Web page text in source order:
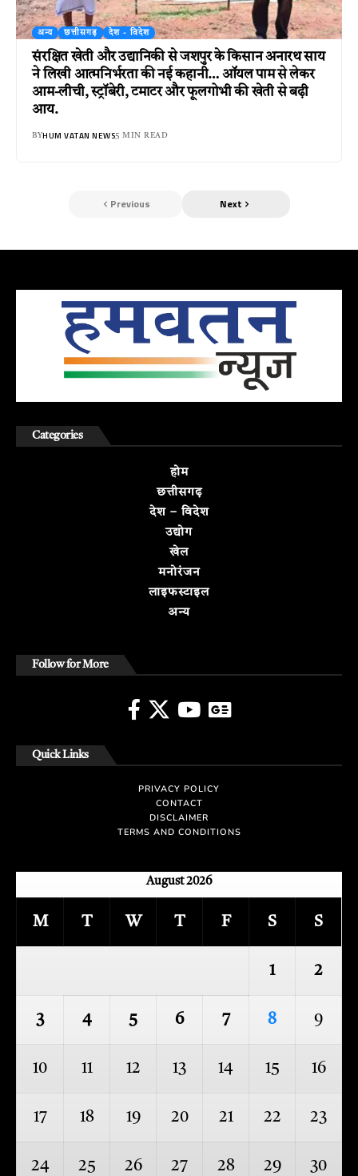
अन्य छत्तीसगढ़ देश - विदेश
संरक्षित खेती और उद्यानिकी से जशपुर के किसान अनारथ साय
ने लिखी आत्मनिर्भरता की नई कहानी… ऑयल पाम से लेकर
आम-लीची, स्ट्रॉबेरी, टमाटर और फूलगोभी की खेती से बढ़ी
आय.
BYHUM VATAN NEWS5 MIN READ
Previous Next
Categories
होम
छत्तीसगढ़
देश – विदेश
उद्योग
खेल
मनोरंजन
लाइफस्टाइल
अन्य
Follow for More
Quick Links
PRIVACY POLICY
CONTACT
DISCLAIMER
TERMS AND CONDITIONS
August 2026
M T W T F S S
1 2
3 4 5 6 7 8 9
10 11 12 13 14 15 16
17 18 19 20 21 22 23
24 25 26 27 28 29 30